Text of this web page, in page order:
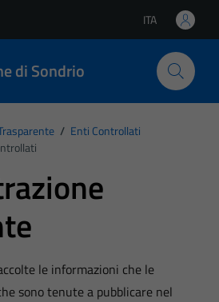
Lingua attiva:
ITA
di Sondrio
/ Enti Controllati
le informazioni che le
sono tenute a pubblicare nel